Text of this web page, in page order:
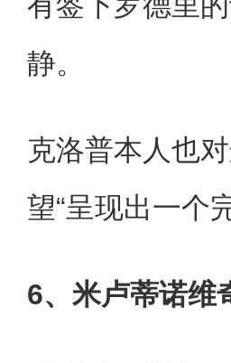
静。
克洛普本人也
望“呈现出一个
6、米卢蒂诺维